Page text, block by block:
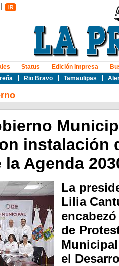
Rio Bravo Tamaulipas
Status Edición Impresa
instalación
Agenda
La
Lilia
de
el